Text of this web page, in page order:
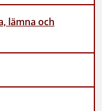
lämna och